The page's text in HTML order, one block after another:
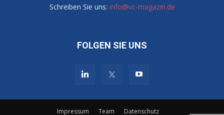
Schreiben Sie uns: info@vc-magazin.de
FOLGEN SIE UNS
Impressum Team Datenschutz